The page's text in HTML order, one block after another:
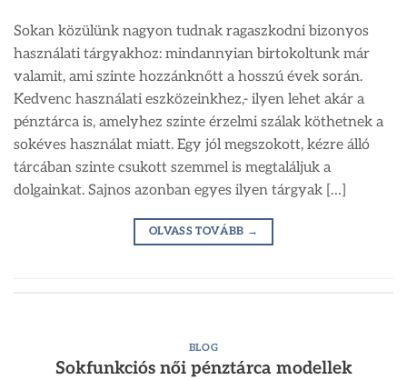
Sokan közülünk nagyon tudnak ragaszkodni bizonyos
használati tárgyakhoz: mindannyian birtokoltunk már
valamit, ami szinte hozzánknőtt a hosszú évek során.
Kedvenc használati eszközeinkhez,- ilyen lehet akár a
pénztárca is, amelyhez szinte érzelmi szálak köthetnek a
sokéves használat miatt. Egy jól megszokott, kézre álló
tárcában szinte csukott szemmel is megtaláljuk a
dolgainkat. Sajnos azonban egyes ilyen tárgyak […]
OLVASS TOVÁBB →
BLOG
Sokfunkciós női pénztárca modellek